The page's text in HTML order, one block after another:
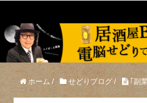
ホーム / せどりブログ/ ｢副